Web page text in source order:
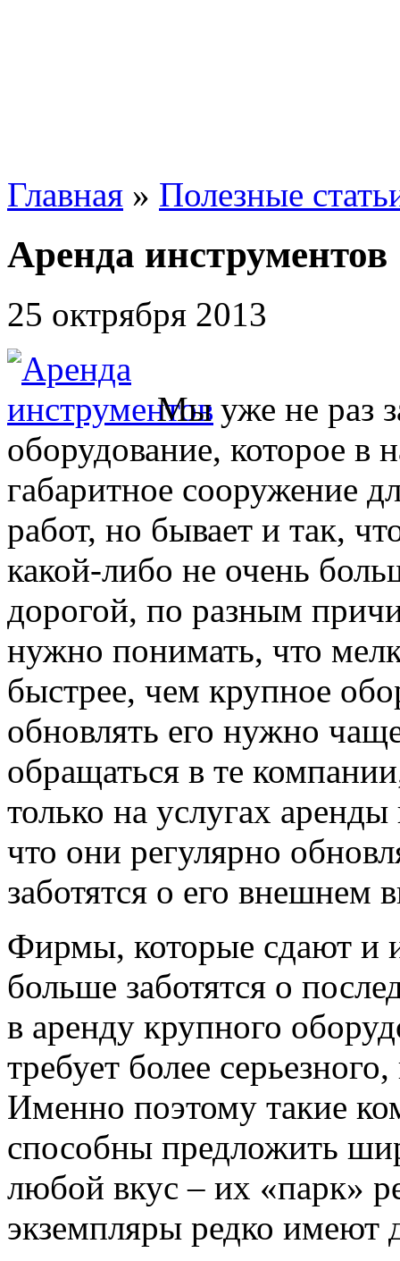
Главная » Полезные
Аренда инструментов
25 октрября 2013
Мы уже не раз
оборудование, которое в
габаритное сооружение
работ, но бывает и так,
какой-либо не очень
дорогой, по разным
нужно понимать, что
быстрее, чем крупное
обновлять его нужно
обращаться в те
только на услугах
что они регулярно
заботятся о его внешнем
Фирмы, которые сдают и
больше заботятся о
в аренду крупного
требует более
Именно поэтому такие
способны предложить
любой вкус – их «парк»
экземпляры редко имеют